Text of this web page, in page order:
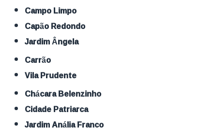
Campo Limpo
Capão Redondo
Jardim Ângela
Carrão
Vila Prudente
Chácara Belenzinho
Cidade Patriarca
Jardim Anália Franco